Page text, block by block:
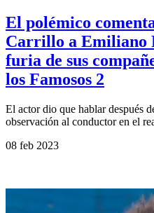
El polémico
Carrillo a Emiliano
furia de sus
los Famosos 2
El actor dio que hablar después
observación al conductor en el
08 feb 2023